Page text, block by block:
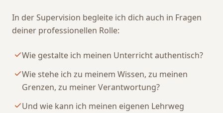
In der Supervision begleite ich dich auch in Fragen
deiner professionellen Rolle:
Wie gestalte ich meinen Unterricht authentisch?
Wie stehe ich zu meinem Wissen, zu meinen
Grenzen, zu meiner Verantwortung?
Und wie kann ich meinen eigenen Lehrweg